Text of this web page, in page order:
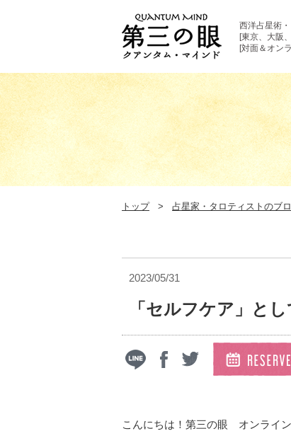
西洋占星術
[東京、大阪
[対面＆オン
トップ 占星家・タロティストのブ
2023/05/31
「セルフケア」と
こんにちは！第三の眼 オンライ